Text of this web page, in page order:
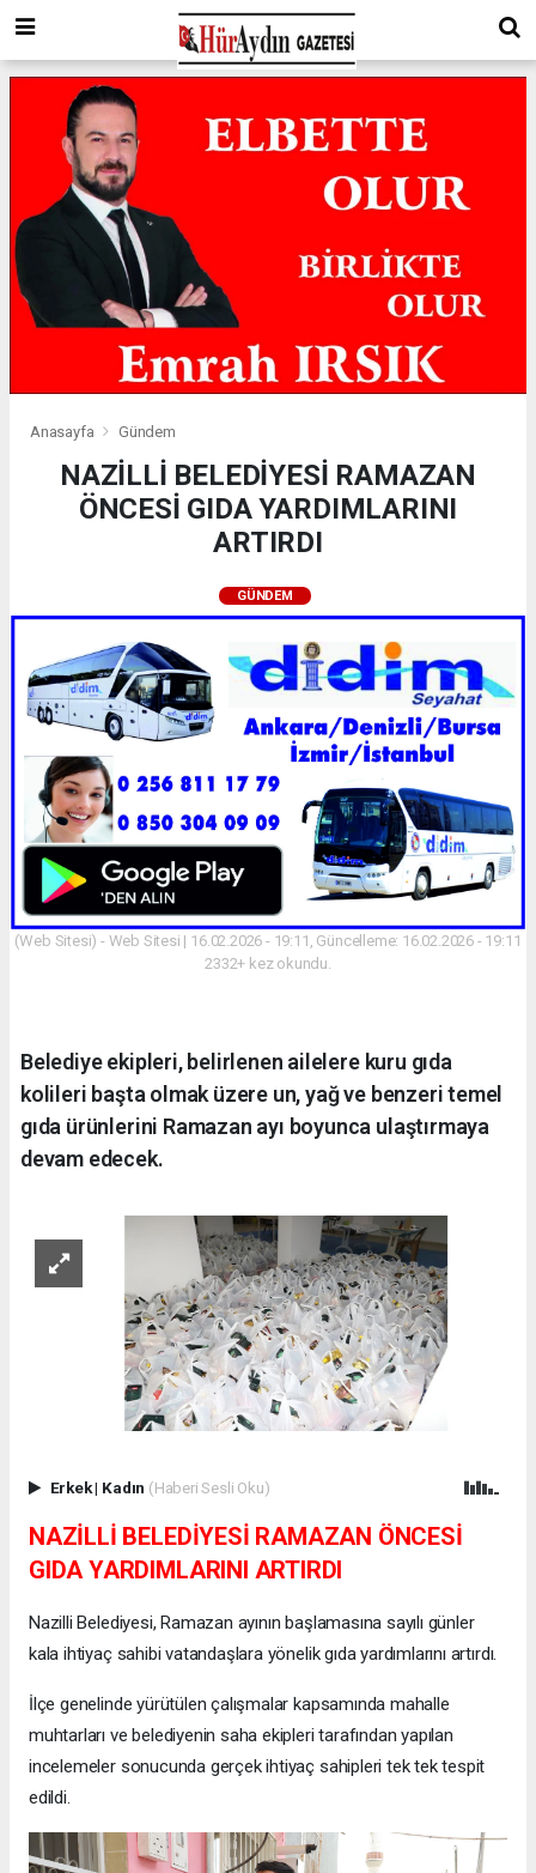
Anasayfa Gündem
NAZİLLİ BELEDİYESİ RAMAZAN
ÖNCESİ GIDA YARDIMLARINI
ARTIRDI
GÜNDEM
(Web Sitesi) - Web Sitesi | 16.02.2026 - 19:11, Güncelleme: 16.02.2026 - 19:11
2332+ kez okundu.
Belediye ekipleri, belirlenen ailelere kuru gıda
kolileri başta olmak üzere un, yağ ve benzeri temel
gıda ürünlerini Ramazan ayı boyunca ulaştırmaya
devam edecek.
Erkek| Kadın (Haberi Sesli Oku)
NAZİLLİ BELEDİYESİ RAMAZAN ÖNCESİ
GIDA YARDIMLARINI ARTIRDI
Nazilli Belediyesi, Ramazan ayının başlamasına sayılı günler
kala ihtiyaç sahibi vatandaşlara yönelik gıda yardımlarını artırdı.
İlçe genelinde yürütülen çalışmalar kapsamında mahalle
muhtarları ve belediyenin saha ekipleri tarafından yapılan
incelemeler sonucunda gerçek ihtiyaç sahipleri tek tek tespit
edildi.